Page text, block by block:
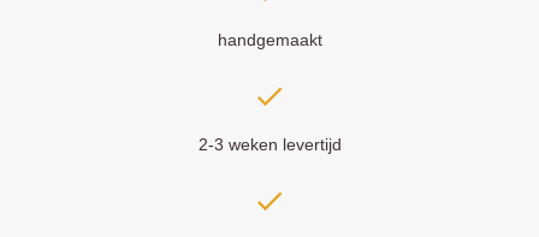
handgemaakt
2-3 weken levertijd